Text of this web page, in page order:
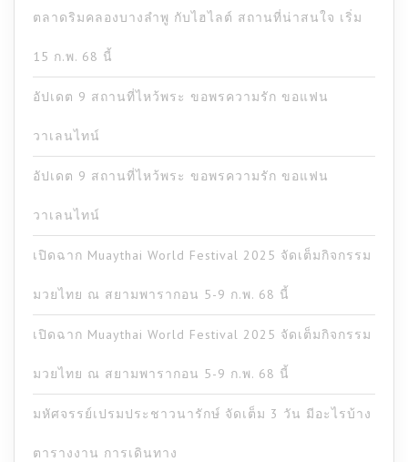
ตลาดริมคลองบางลำพู กับไฮไลต์ สถานที่น่าสนใจ เริ่ม
15 ก.พ. 68 นี้
อัปเดต 9 สถานที่ไหว้พระ ขอพรความรัก ขอแฟน
วาเลนไทน์
อัปเดต 9 สถานที่ไหว้พระ ขอพรความรัก ขอแฟน
วาเลนไทน์
เปิดฉาก Muaythai World Festival 2025 จัดเต็มกิจกรรม
มวยไทย ณ สยามพารากอน 5-9 ก.พ. 68 นี้
เปิดฉาก Muaythai World Festival 2025 จัดเต็มกิจกรรม
มวยไทย ณ สยามพารากอน 5-9 ก.พ. 68 นี้
มหัศจรรย์เปรมประชาวนารักษ์ จัดเต็ม 3 วัน มีอะไรบ้าง
ตารางงาน การเดินทาง